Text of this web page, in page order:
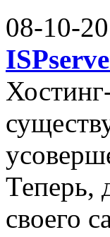
08-10-
Теперь,
своего